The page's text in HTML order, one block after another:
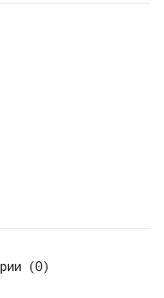
(0)